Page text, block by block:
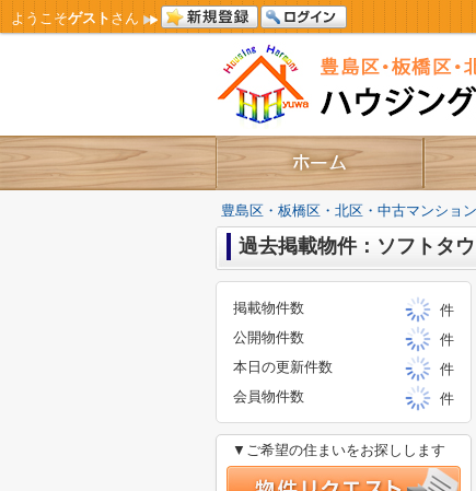
ようこそゲストさん
豊島区・板橋区・北区・中古マンショ
過去掲載物件：ソフトタ
掲載物件数
件
公開物件数
件
本日の更新件数
件
会員物件数
件
▼ご希望の住まいをお探しします